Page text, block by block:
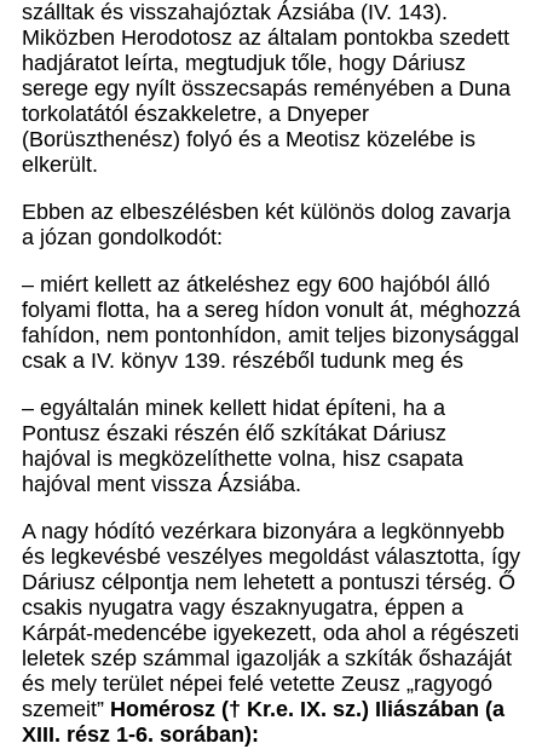
szálltak és visszahajóztak Ázsiába (IV. 143).
Miközben Herodotosz az általam pontokba szedett
hadjáratot leírta, megtudjuk tőle, hogy Dáriusz
serege egy nyílt összecsapás reményében a Duna
torkolatától északkeletre, a Dnyeper
(Borüszthenész) folyó és a Meotisz közelébe is
elkerült.
Ebben az elbeszélésben két különös dolog zavarja
a józan gondolkodót:
– miért kellett az átkeléshez egy 600 hajóból álló
folyami flotta, ha a sereg hídon vonult át, méghozzá
fahídon, nem pontonhídon, amit teljes bizonysággal
csak a IV. könyv 139. részéből tudunk meg és
– egyáltalán minek kellett hidat építeni, ha a
Pontusz északi részén élő szkítákat Dáriusz
hajóval is megközelíthette volna, hisz csapata
hajóval ment vissza Ázsiába.
A nagy hódító vezérkara bizonyára a legkönnyebb
és legkevésbé veszélyes megoldást választotta, így
Dáriusz célpontja nem lehetett a pontuszi térség. Ő
csakis nyugatra vagy északnyugatra, éppen a
Kárpát-medencébe igyekezett, oda ahol a régészeti
leletek szép számmal igazolják a szkíták őshazáját
és mely terület népei felé vetette Zeusz „ragyogó
szemeit” Homérosz († Kr.e. IX. sz.) Iliászában (a
XIII. rész 1-6. sorában):